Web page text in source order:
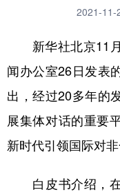
科技
文化 书
法律 中
2021-11-
新华社北京11月
闻办公室26日发表
出，经过20多年的
展集体对话的重要
新时代引领国际对非
白皮书介绍，在